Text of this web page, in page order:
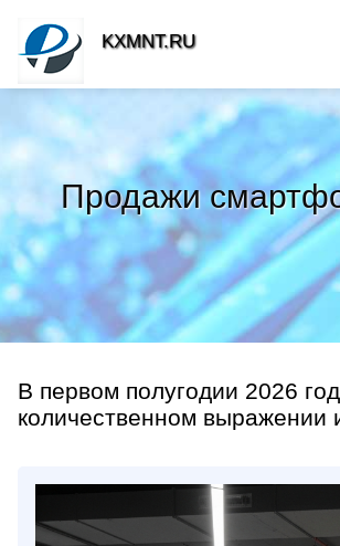
Продажи
В первом полугодии 2026
количественном выражении
KXMNT.RU